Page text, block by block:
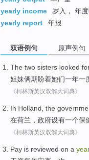
yearly income
岁入， 年
yearly report
年报
双语例句 原声例句
The two sisters looked
姐妹俩期盼着她们一年一
《柯林斯英汉双解大词典》
In Holland the
在荷兰 ， 政府设有一个保
《柯林斯英汉双解大词典》
Pay is reviewed on a